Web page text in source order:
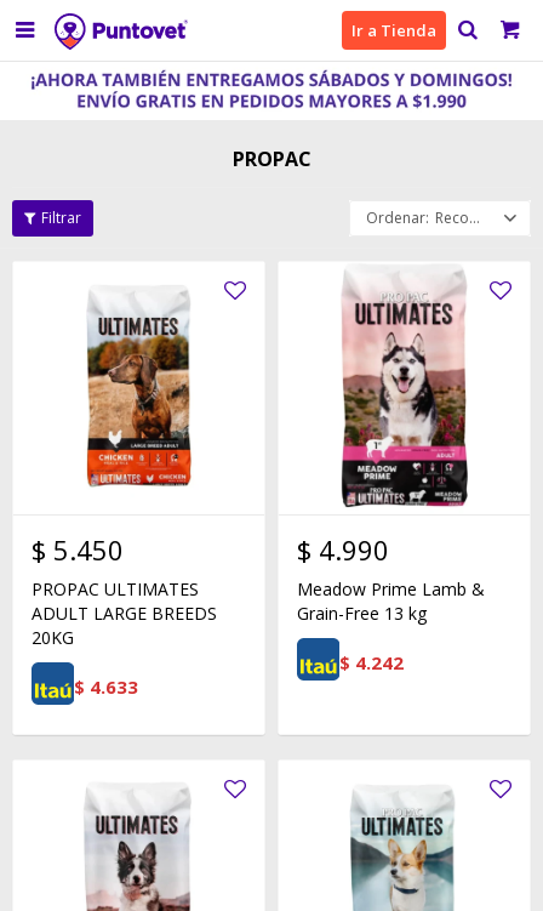
 Ir a Tienda
PROPAC
Recomendados
$ 5.450
PROPAC ULTIMATES
ADULT LARGE BREEDS
20KG
$ 4.633
$ 4.990
Meadow Prime Lamb &
Grain-Free 13 kg
$ 4.242